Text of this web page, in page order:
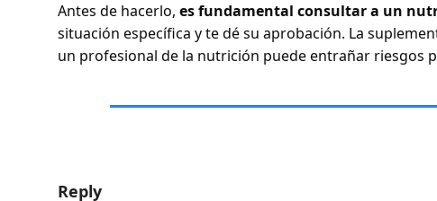
Antes de hacerlo, es fundamental consultar a un
situación específica y te dé su aprobación. La
un profesional de la nutrición puede entrañar riesgos
Reply